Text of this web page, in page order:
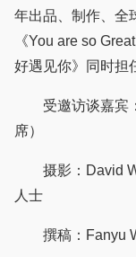
年出品、制作、全
《You are so
好遇见你》同时担
受邀访谈嘉宾：
席）
摄影：David
人士
撰稿：Fanyu